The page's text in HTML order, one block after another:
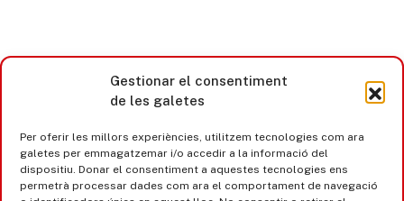
Gestionar el consentiment
de les galetes
Per oferir les millors experiències, utilitzem tecnologies com ara
galetes per emmagatzemar i/o accedir a la informació del
dispositiu. Donar el consentiment a aquestes tecnologies ens
permetrà processar dades com ara el comportament de navegació